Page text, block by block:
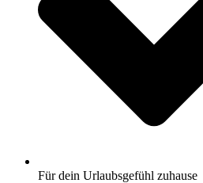
Für dein Urlaubsgefühl zuhause